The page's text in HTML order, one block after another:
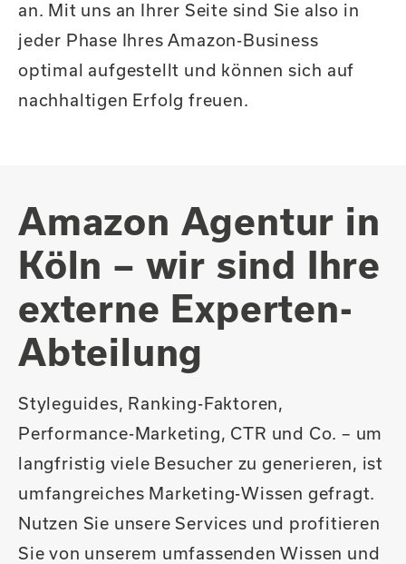
an. Mit uns an Ihrer Seite sind Sie also in
jeder Phase Ihres Amazon-Business
optimal aufgestellt und können sich auf
nachhaltigen Erfolg freuen.
Amazon Agentur in
Köln – wir sind Ihre
externe Experten-
Abteilung
Styleguides, Ranking-Faktoren,
Performance-Marketing, CTR und Co. – um
langfristig viele Besucher zu generieren, ist
umfangreiches Marketing-Wissen gefragt.
Nutzen Sie unsere Services und profitieren
Sie von unserem umfassenden Wissen und